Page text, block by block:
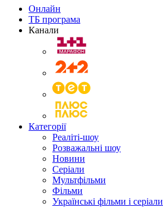
Онлайн
ТБ програма
Канали
Категорії
Реаліті-шоу
Розважальні шоу
Новини
Серіали
Мультфільми
Фільми
Українські фільми і серіали